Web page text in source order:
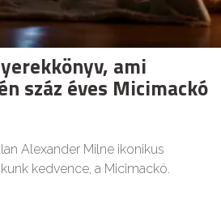
ami
száz éves Micimackó
Alexander Milne ikonikus
kedvence, a Micimackó.